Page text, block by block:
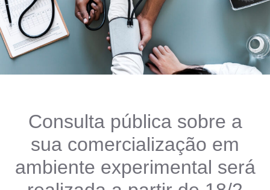
Consulta pública sobre a
sua comercialização em
ambiente experimental será